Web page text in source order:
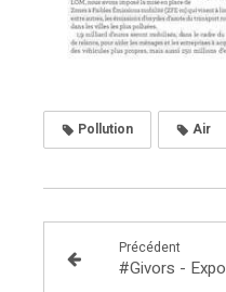
Pollution Air
Précédent